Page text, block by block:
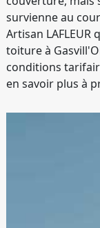
survienne au
Artisan LAFLEUR
toiture à
conditions
en savoir plus à